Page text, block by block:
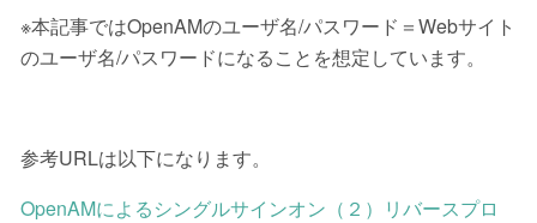
※本記事ではOpenAMのユーザ名/パスワード＝Webサイト
のユーザ名/パスワードになることを想定しています。
参考URLは以下になります。
OpenAMによるシングルサインオン（２）リバースプロ